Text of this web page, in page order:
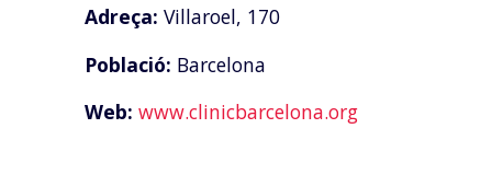
Adreça: Villaroel, 170
Població: Barcelona
Web: www.clinicbarcelona.org